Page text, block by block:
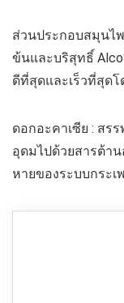
ส่วนประกอบสมุนไ
ข้นและบริสุทธิ์
ดีที่สุดและเร็วที่สุดโ
ดอกอะคาเซีย : สร
อุดมไปด้วยสารต้า
หายของระบบกระเ